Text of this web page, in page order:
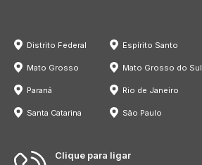
Distrito Federal Espírito Santo
Mato Grosso Mato Grosso do Sul
Paraná Rio de Janeiro
Santa Catarina São Paulo
Clique para ligar